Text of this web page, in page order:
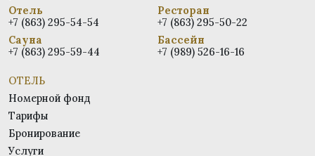
Отель
+7 (863) 295-54-54
Ресторан
+7 (863) 295-50-22
Сауна
+7 (863) 295-59-44
Бассейн
+7 (989) 526-16-16
ОТЕЛЬ
Номерной фонд
Тарифы
Бронирование
Услуги